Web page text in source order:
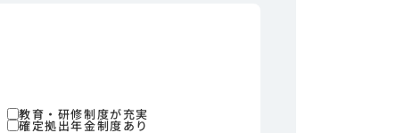
教育・研修制度が充実
確定拠出年金制度あり